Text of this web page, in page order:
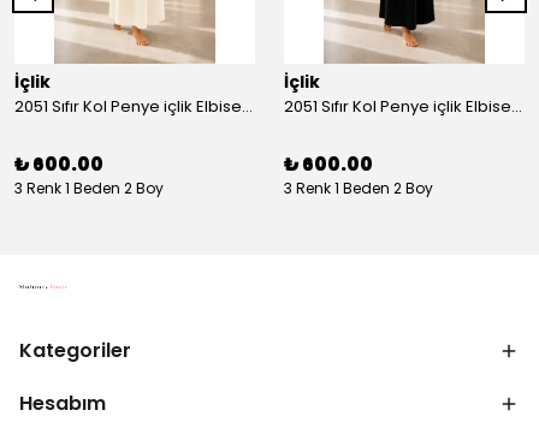
İçlik
2051 Sıfır Kol Penye içlik Elbise - Ekru
₺ 600.00
3 Renk 1 Beden 2 Boy
İçlik
2051 Sıfır Kol Penye içlik Elbise - Siyah
₺ 600.00
3 Renk 1 Beden 2 Boy
Kategoriler
Hesabım